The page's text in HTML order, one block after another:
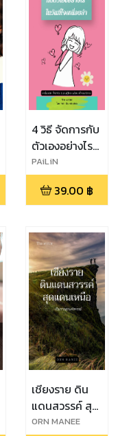
4 วิธี จัดการกับ
ตัวเองอย่างไร
ในวันที่ใจเหนื่อย
ล้า
PAiLiN
39.00 ฿
เชียงราย ดิน
แดนสวรรค์ สุด
แดนเหนือ
ORN MANEE